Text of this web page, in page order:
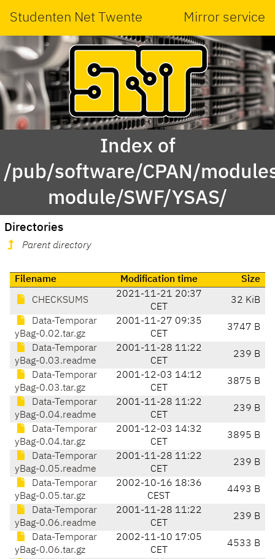
Studenten Net Twente Mirror service
Index of
/pub/software/CPAN/
module/SWF/YSAS/
Directories
Parent directory
Filename Modification time Size
CHECKSUMS
2021-11-21 20:37
CET
32 KiB
Data-Temporar
yBag-0.02.tar.gz
2001-11-27 09:35
CET
3747 B
Data-Temporar
yBag-0.03.readme
2001-11-28 11:22
CET
239 B
Data-Temporar
yBag-0.03.tar.gz
2001-12-03 14:12
CET
3875 B
Data-Temporar
yBag-0.04.readme
2001-11-28 11:22
CET
239 B
Data-Temporar
yBag-0.04.tar.gz
2001-12-03 14:32
CET
3895 B
Data-Temporar
yBag-0.05.readme
2001-11-28 11:22
CET
239 B
Data-Temporar
yBag-0.05.tar.gz
2002-10-16 18:36
CEST
4493 B
Data-Temporar
yBag-0.06.readme
2001-11-28 11:22
CET
239 B
Data-Temporar
yBag-0.06.tar.gz
2002-11-10 17:05
CET
4533 B